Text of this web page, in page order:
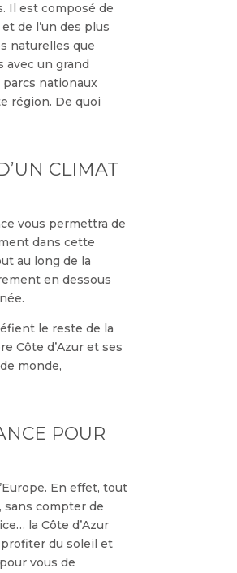
Il est composé de
de l’un des plus
naturelles que
un grand
parcs nationaux
région. De quoi
CLIMAT
vous permettra de
dans cette
au long de la
en dessous
le reste de la
Côte d’Azur et ses
monde,
POUR
En effet, tout
sans compter de
la Côte d’Azur
du soleil et
vous de